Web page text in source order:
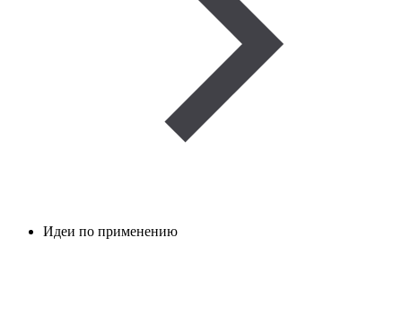
Идеи по применению